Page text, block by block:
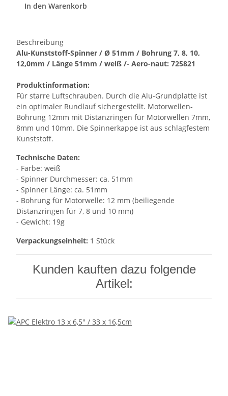
In den Warenkorb
Beschreibung
Alu-Kunststoff-Spinner / Ø 51mm / Bohrung 7, 8, 10,
12,0mm / Länge 51mm / weiß /- Aero-naut: 725821
Produktinformation:
Für starre Luftschrauben. Durch die Alu-Grundplatte ist
ein optimaler Rundlauf sichergestellt. Motorwellen-
Bohrung 12mm mit Distanzringen für Motorwellen 7mm,
8mm und 10mm. Die Spinnerkappe ist aus schlagfestem
Kunststoff.
Technische Daten:
- Farbe: weiß
- Spinner Durchmesser: ca. 51mm
- Spinner Länge: ca. 51mm
- Bohrung für Motorwelle: 12 mm (beiliegende
Distanzringen für 7, 8 und 10 mm)
- Gewicht: 19g
Verpackungseinheit: 1 Stück
Kunden kauften dazu folgende
Artikel: